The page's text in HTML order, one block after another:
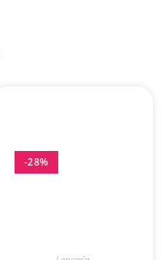
-28%